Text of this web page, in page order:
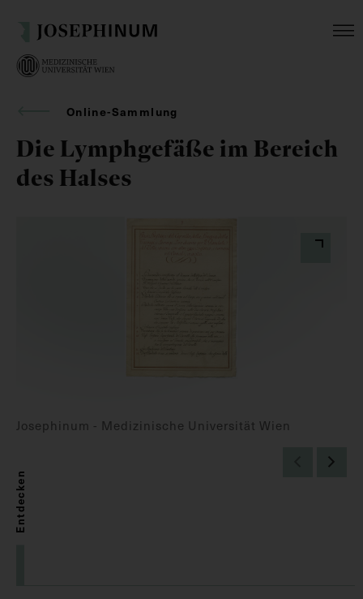
Online-Sammlung
Die Lymphgefäße im Bereich
des Halses
Josephinum - Medizinische Universität Wien
Entdecken